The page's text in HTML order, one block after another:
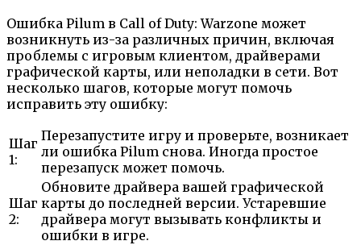
Ошибка Pilum в Call of Duty: Warzone может
возникнуть из-за различных причин, включая
проблемы с игровым клиентом, драйверами
графической карты, или неполадки в сети. Вот
несколько шагов, которые могут помочь
исправить эту ошибку:
Шаг
1:
Перезапустите игру и проверьте, возникает
ли ошибка Pilum снова. Иногда простое
перезапуск может помочь.
Шаг
2:
Обновите драйвера вашей графической
карты до последней версии. Устаревшие
драйвера могут вызывать конфликты и
ошибки в игре.